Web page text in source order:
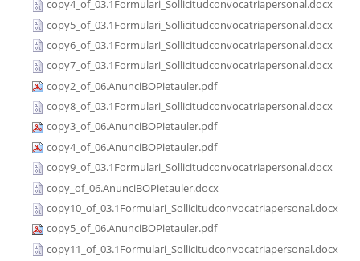
copy4_of_03.1Formulari_Sollicitudconvocatriapersonal.docx
copy5_of_03.1Formulari_Sollicitudconvocatriapersonal.docx
copy6_of_03.1Formulari_Sollicitudconvocatriapersonal.docx
copy7_of_03.1Formulari_Sollicitudconvocatriapersonal.docx
copy2_of_06.AnunciBOPietauler.pdf
copy8_of_03.1Formulari_Sollicitudconvocatriapersonal.docx
copy3_of_06.AnunciBOPietauler.pdf
copy4_of_06.AnunciBOPietauler.pdf
copy9_of_03.1Formulari_Sollicitudconvocatriapersonal.docx
copy_of_06.AnunciBOPietauler.docx
copy10_of_03.1Formulari_Sollicitudconvocatriapersonal.docx
copy5_of_06.AnunciBOPietauler.pdf
copy11_of_03.1Formulari_Sollicitudconvocatriapersonal.docx